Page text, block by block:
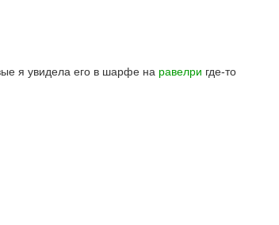
я увидела его в шарфе на равелри где-то